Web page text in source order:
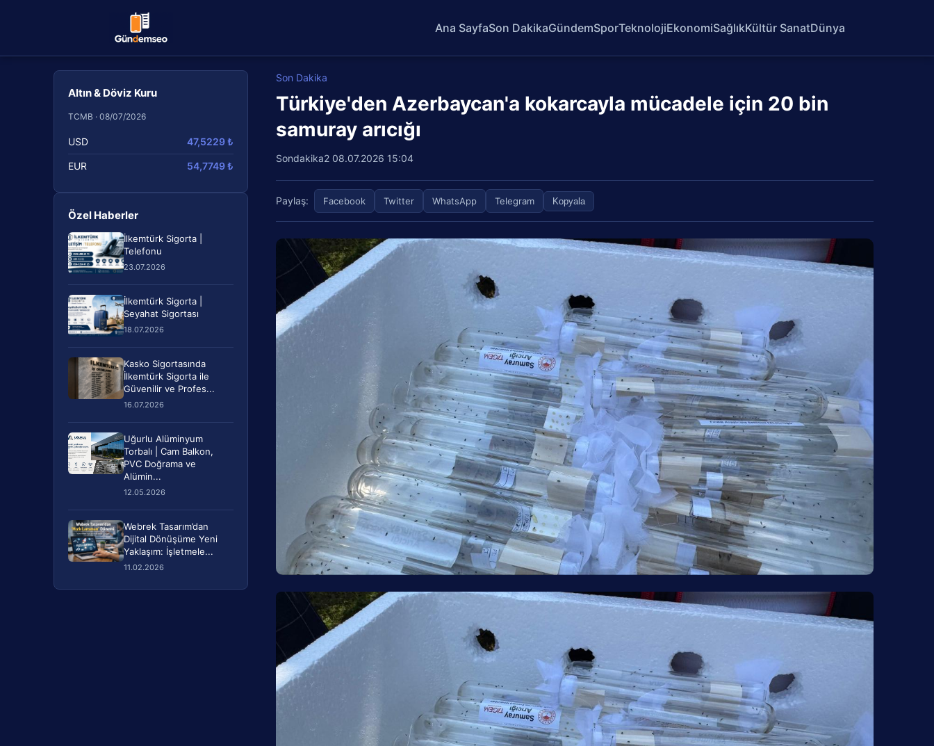
Ana SayfaSon DakikaGündemSporTeknolojiEkonomiSağlıkKültür SanatDünya
Altın & Döviz Kuru
TCMB · 08/07/2026
USD 47,5229 ₺
EUR 54,7749 ₺
Özel Haberler
İlkemtürk Sigorta |
Telefonu
23.07.2026
İlkemtürk Sigorta |
Seyahat Sigortası
18.07.2026
Kasko Sigortasında
İlkemtürk Sigorta ile
Güvenilir ve Profes...
16.07.2026
Uğurlu Alüminyum
Torbalı | Cam Balkon,
PVC Doğrama ve
Alümin...
12.05.2026
Webrek Tasarım’dan
Dijital Dönüşüme Yeni
Yaklaşım: İşletmele...
11.02.2026
Son Dakika
Türkiye'den Azerbaycan'a kokarcayla mücadele için 20 bin
samuray arıcığı
Sondakika2 08.07.2026 15:04
Paylaş: Facebook Twitter WhatsApp Telegram Kopyala